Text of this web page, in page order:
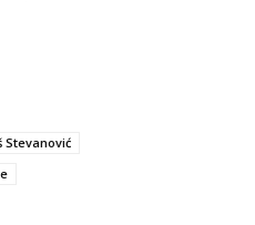
Stevanović